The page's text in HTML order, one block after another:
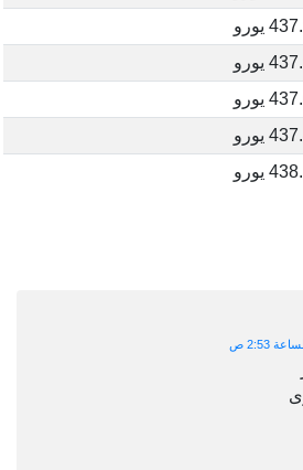
يورو
يورو
يورو
يورو
يورو